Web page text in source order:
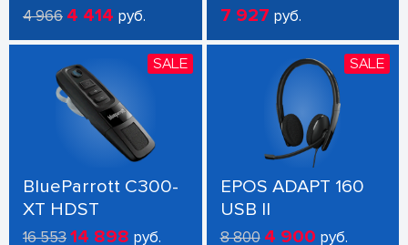
4 966 4 414 руб. 7 927 руб.
SALE
BlueParrott C300-
XT HDST
16 55314 898 руб.
SALE
EPOS ADAPT 160
USB II
8 800 4 900 руб.